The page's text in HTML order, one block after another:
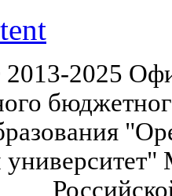
2025